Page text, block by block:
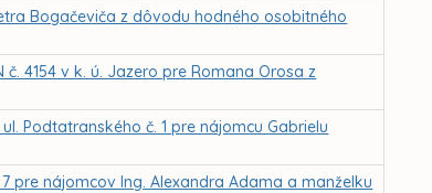
Bogačeviča z dôvodu hodného osobitného
4154 v k. ú. Jazero pre Romana Orosa z
Podtatranského č. 1 pre nájomcu Gabrielu
pre nájomcov Ing. Alexandra Adama a manželku